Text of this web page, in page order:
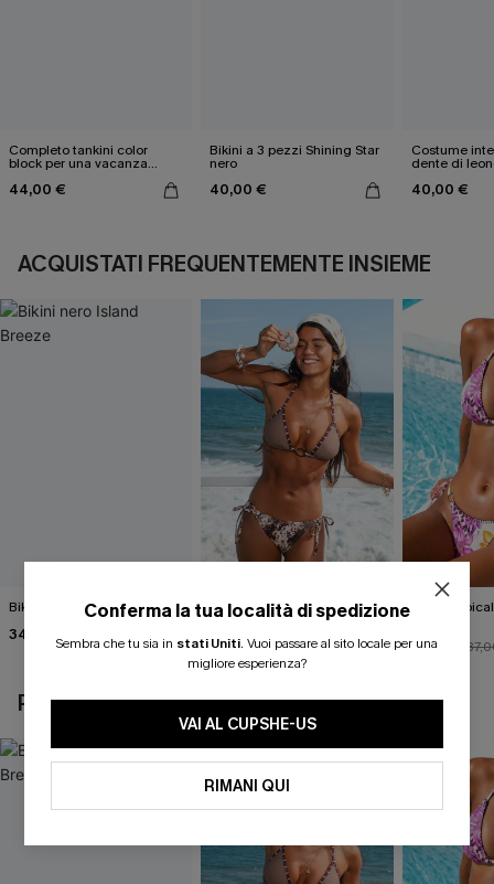
Completo tankini color
block per una vacanza
44,00 €
Bikini a 3 pezzi Shining Star
nero
40,00 €
Costume
dente di
40,00 €
ACQUISTATI FREQUENTEMENTE INSIEME
Bikini nero Island Breeze
34,00 €
Completo bikini con stampa
animalier molto
27,00 €30,00 €
Bikini
33,00 €
POTREBBE INTERESSARTI ANCHE
Conferma la tua località di spedizione
Sembra che tu sia in stati Uniti. Vuoi passare al sito locale per una
migliore esperienza?
VAI AL CUPSHE-US
RIMANI QUI